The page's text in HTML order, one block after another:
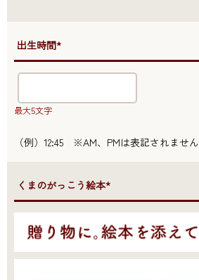
●出生時間*
最大5文字
（例）12:45 ※AM、PMは表記されません
●くまのがっこう絵本*